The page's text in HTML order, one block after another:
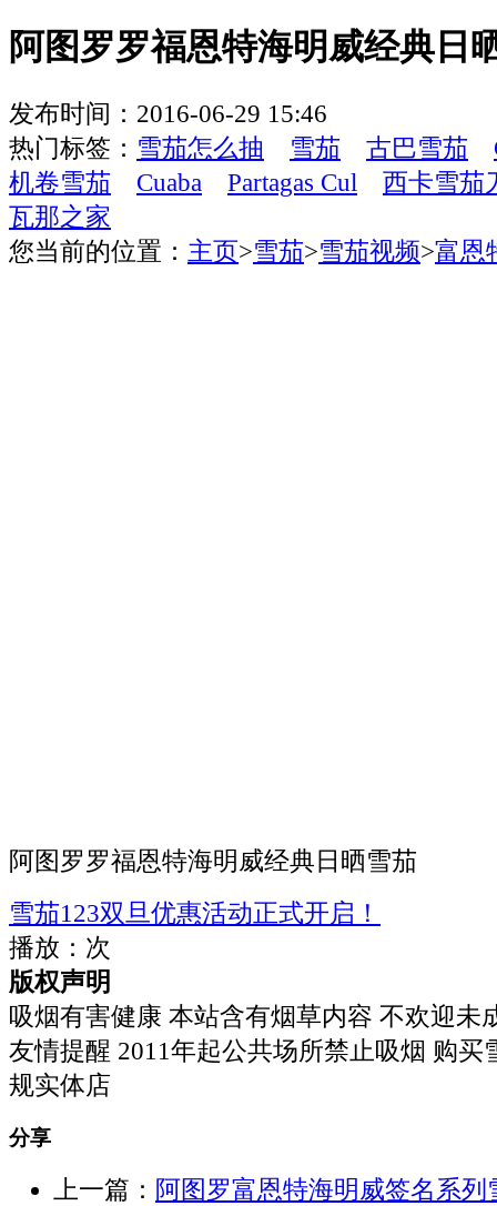
阿图罗罗福恩特海明威经典日
发布时间：2016-06-29 15:46
热门标签： 雪茄怎么抽 雪茄 古巴雪茄
机卷雪茄
Cuaba Partagas Cul
西卡雪茄
瓦那之家
您当前的位置： 主页>雪茄>雪茄视频>富恩
阿图罗罗福恩特海明威经典日晒雪茄
雪茄123双旦优惠活动正式开启！
播放： 次
版权声明
吸烟有害健康 本站含有烟草内容 不欢迎未
友情提醒 2011年起公共场所禁止吸烟 购买
规实体店
分享
上一篇： 阿图罗富恩特海明威签名系列